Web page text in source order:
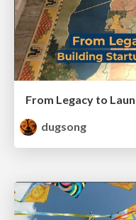
dugsong